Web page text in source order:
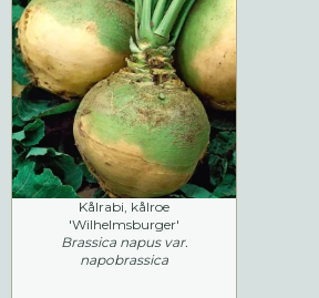
Kålrabi, kålroe
'Wilhelmsburger'
Brassica napus var.
napobrassica